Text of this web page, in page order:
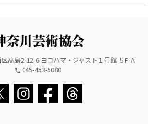
高島2-12-6 ヨコハマ・ジャスト１号館 ５F-A
045-453-5080